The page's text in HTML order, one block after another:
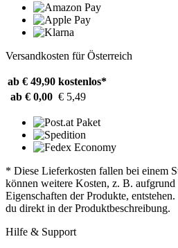
Versandkosten für Österreich
ab € 49,90 kostenlos*
ab € 0,00 € 5,49
* Diese Lieferkosten fallen bei einem
können weitere Kosten, z. B.
Eigenschaften der Produkte,
du direkt in der Produktbeschreibung.
Hilfe & Support